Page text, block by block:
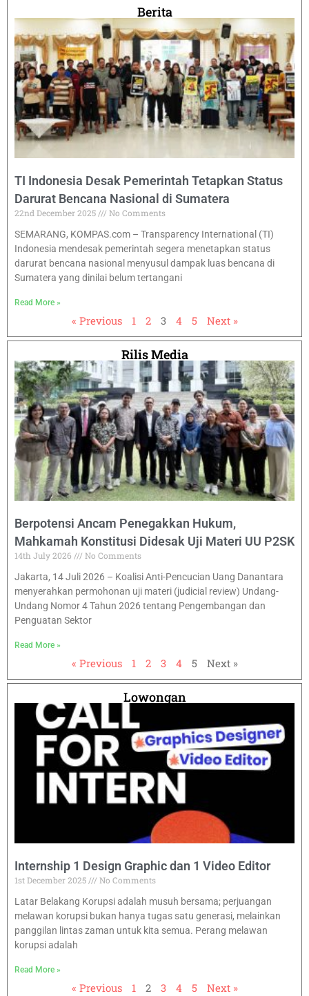
Berita
TI Indonesia Desak Pemerintah Tetapkan Status
Darurat Bencana Nasional di Sumatera
22nd December 2025
No Comments
SEMARANG, KOMPAS.com – Transparency International (TI)
Indonesia mendesak pemerintah segera menetapkan status
darurat bencana nasional menyusul dampak luas bencana di
Sumatera yang dinilai belum tertangani
Read More »
« Previous 1 2 3 4 5 Next »
Rilis Media
Berpotensi Ancam Penegakkan Hukum,
Mahkamah Konstitusi Didesak Uji Materi UU P2SK
14th July 2026
No Comments
Jakarta, 14 Juli 2026 – Koalisi Anti-Pencucian Uang Danantara
menyerahkan permohonan uji materi (judicial review) Undang-
Undang Nomor 4 Tahun 2026 tentang Pengembangan dan
Penguatan Sektor
Read More »
« Previous 1 2 3 4 5 Next »
Lowongan
Internship 1 Design Graphic dan 1 Video Editor
1st December 2025
No Comments
Latar Belakang Korupsi adalah musuh bersama; perjuangan
melawan korupsi bukan hanya tugas satu generasi, melainkan
panggilan lintas zaman untuk kita semua. Perang melawan
korupsi adalah
Read More »
« Previous 1 2 3 4 5 Next »